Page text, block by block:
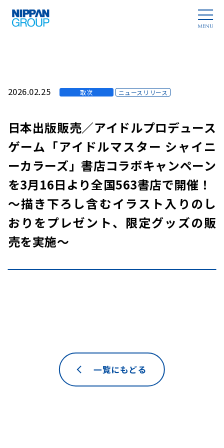
2026.02.25 取次 ニュースリリース
日本出版販売／アイドルプロデュース
ゲーム「アイドルマスター シャイニ
ーカラーズ」書店コラボキャンペーン
を3月16日より全国563書店で開催！
～描き下ろし含むイラスト入りのし
おりをプレゼント、限定グッズの販
売を実施～
一覧にもどる